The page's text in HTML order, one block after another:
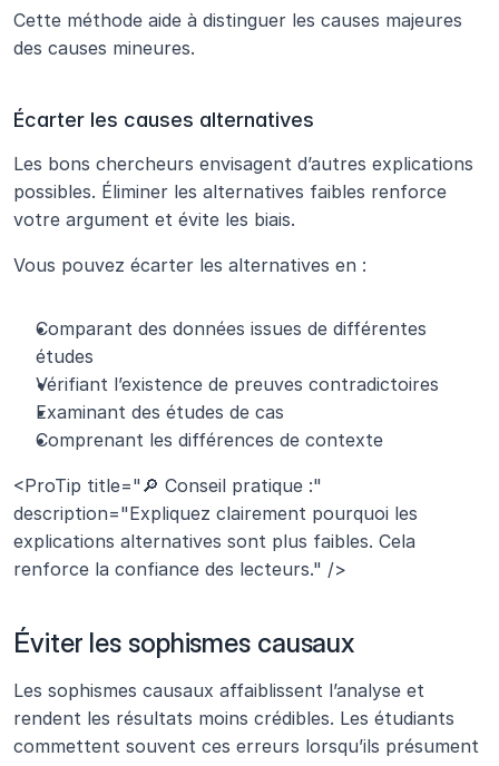
Cette méthode aide à distinguer les causes majeures
des causes mineures.
Écarter les causes alternatives
Les bons chercheurs envisagent d’autres explications
possibles. Éliminer les alternatives faibles renforce
votre argument et évite les biais.
Vous pouvez écarter les alternatives en :
Comparant des données issues de différentes
études
Vérifiant l’existence de preuves contradictoires
Examinant des études de cas
Comprenant les différences de contexte
<ProTip title="🔎 Conseil pratique :"
description="Expliquez clairement pourquoi les
explications alternatives sont plus faibles. Cela
renforce la confiance des lecteurs." />
Éviter les sophismes causaux
Les sophismes causaux affaiblissent l’analyse et
rendent les résultats moins crédibles. Les étudiants
commettent souvent ces erreurs lorsqu’ils présument